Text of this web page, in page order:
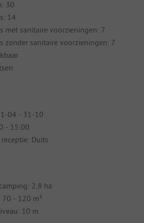
30
14
met sanitaire voorzieningen: 7
zonder sanitaire voorzieningen: 7
04 - 31-10
- 15:00
Duits
2,8 ha
- 120 m²
10 m